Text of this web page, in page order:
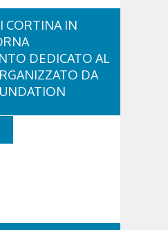
CORTINA IN
DEDICATO AL
DA
dei corretti stili di vita.
Foundation –